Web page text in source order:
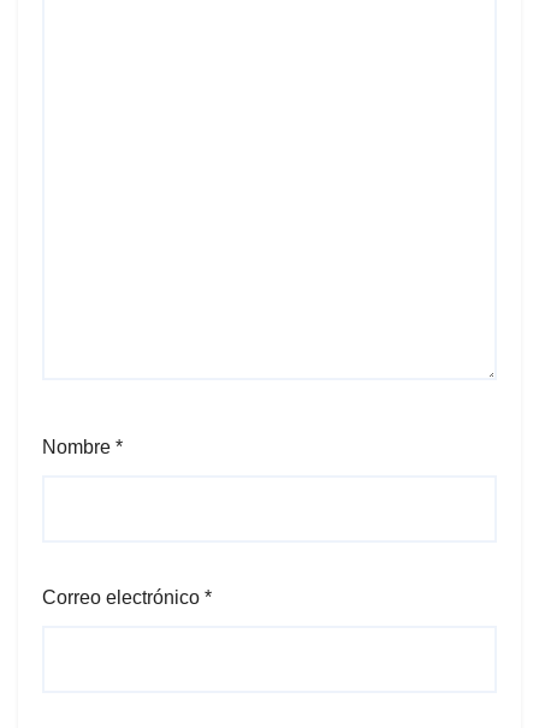
Nombre *
Correo electrónico *